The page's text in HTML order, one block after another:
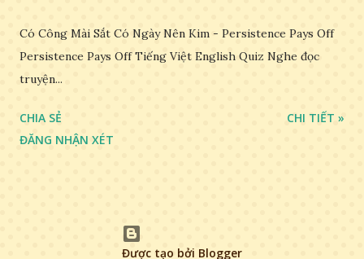
Có Công Mài Sắt Có Ngày Nên Kim - Persistence Pays Off
Persistence Pays Off Tiếng Việt English Quiz Nghe đọc
truyện...
CHIA SẺ
ĐĂNG NHẬN XÉT
CHI TIẾT »
Được tạo bởi Blogger